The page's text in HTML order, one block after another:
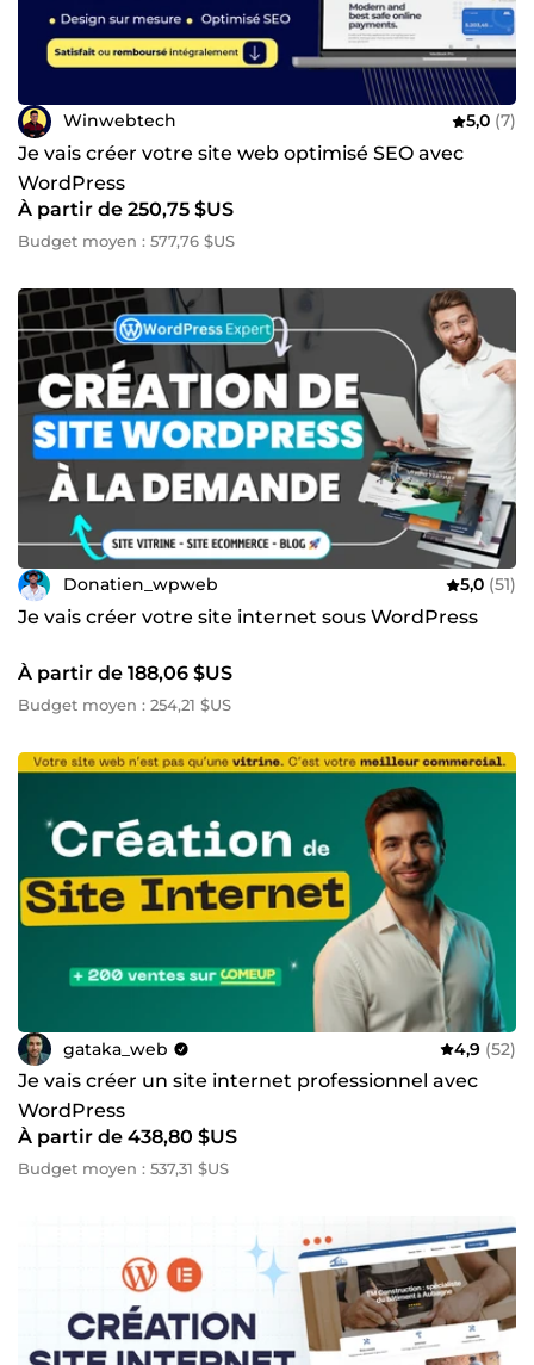
Winwebtech 5,0 (7)
Je vais créer votre site web optimisé SEO avec
WordPress
À partir de 250,75 $US
Budget moyen : 577,76 $US
Donatien_wpweb 5,0 (51)
Je vais créer votre site internet sous WordPress
À partir de 188,06 $US
Budget moyen : 254,21 $US
gataka_web 4,9 (52)
Je vais créer un site internet professionnel avec
WordPress
À partir de 438,80 $US
Budget moyen : 537,31 $US